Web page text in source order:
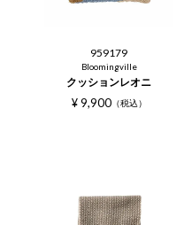
959179
Bloomingville
クッションレオニ
¥ 9,900 税込